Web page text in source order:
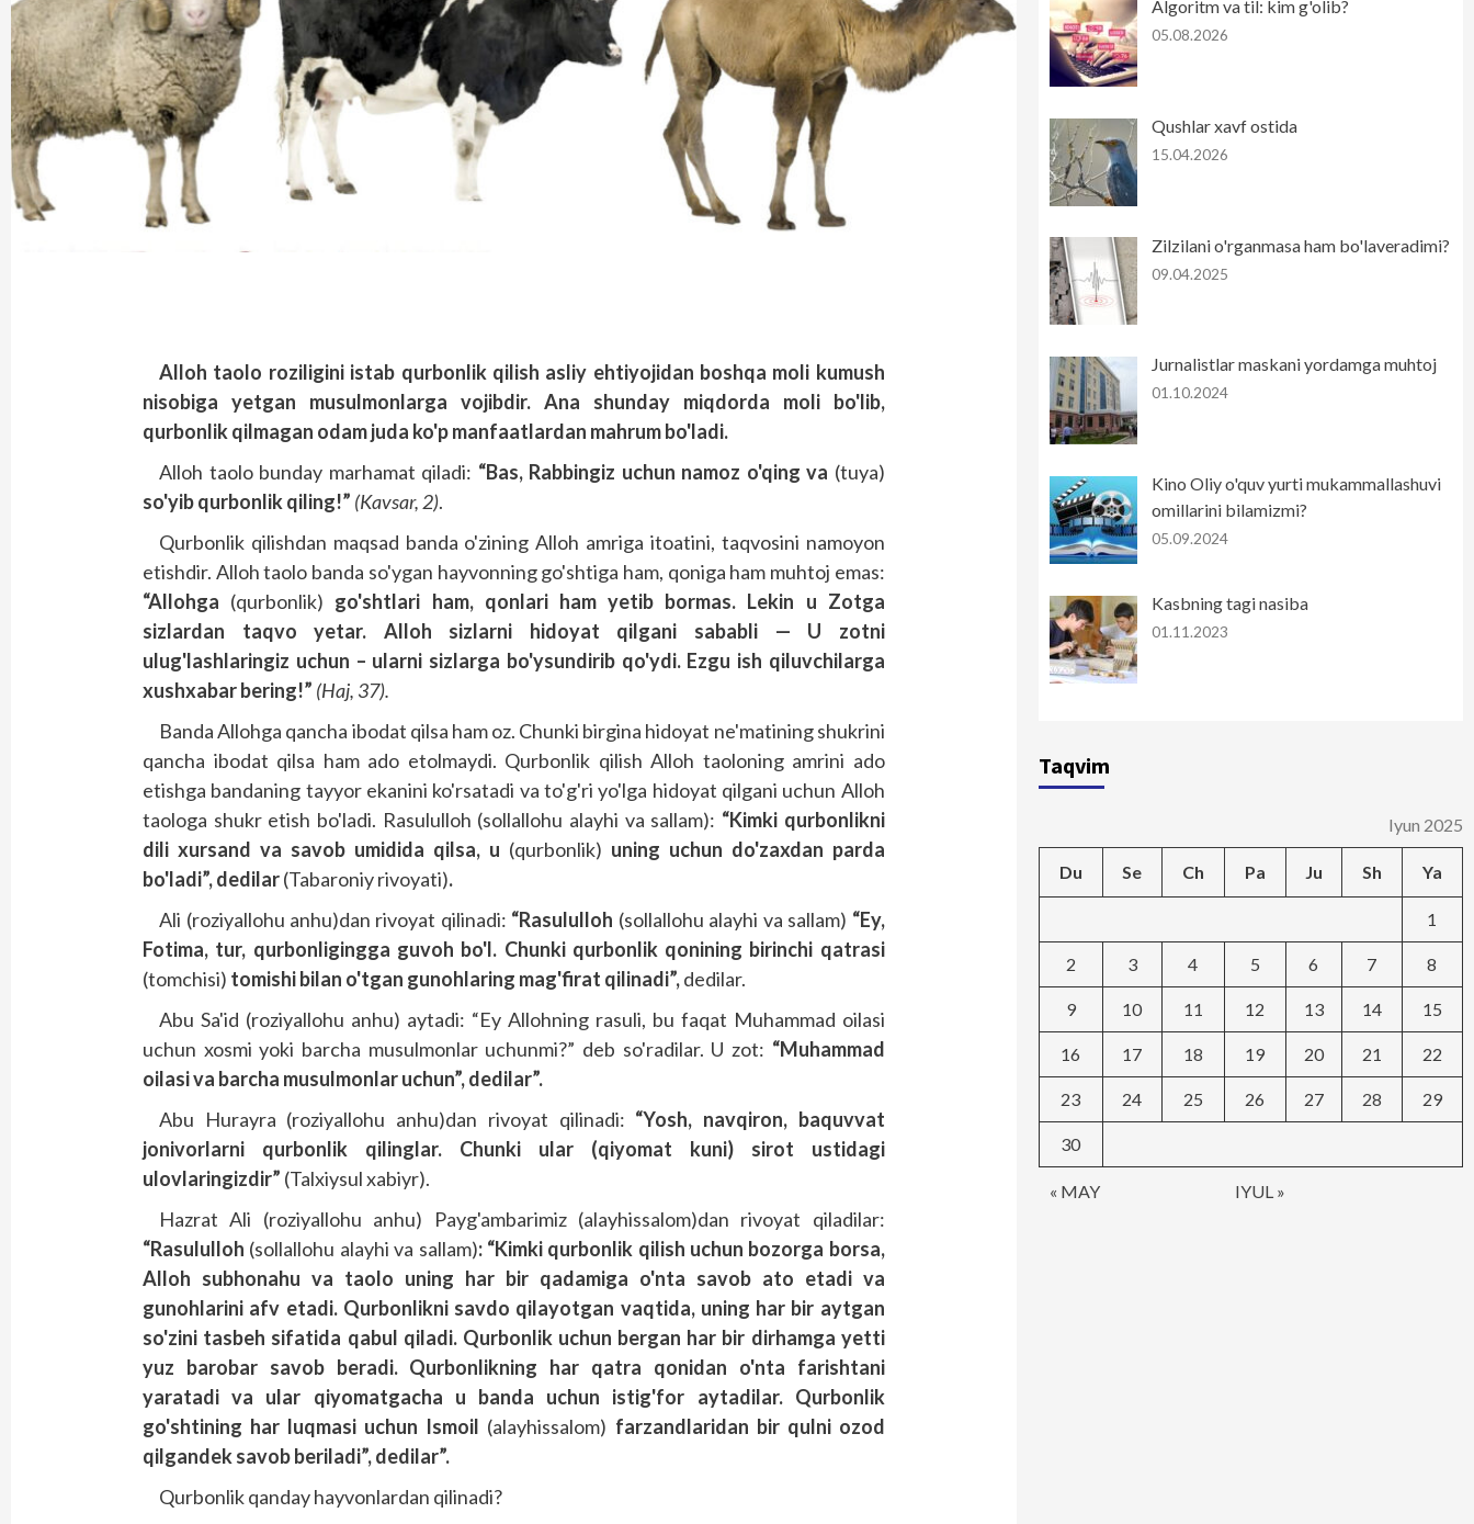
Alloh taolo roziligini istab qurbonlik qilish asliy ehtiyojidan boshqa moli kumush
nisobiga yetgan musulmonlarga vojibdir. Ana shunday miqdorda moli bo'lib,
qurbonlik qilmagan odam juda ko'p manfaatlardan mahrum bo'ladi.
Alloh taolo bunday marhamat qiladi: “Bas, Rabbingiz uchun namoz o'qing va (tuya)
so'yib qurbonlik qiling!” (Kavsar, 2).
Qurbonlik qilishdan maqsad banda o'zining Alloh amriga itoatini, taqvosini namoyon
etishdir. Alloh taolo banda so'ygan hayvonning go'shtiga ham, qoniga ham muhtoj emas:
“Allohga (qurbonlik) go'shtlari ham, qonlari ham yetib bormas. Lekin u Zotga
sizlardan taqvo yetar. Alloh sizlarni hidoyat qilgani sababli — U zotni
ulug'lashlaringiz uchun – ularni sizlarga bo'ysundirib qo'ydi. Ezgu ish qiluvchilarga
xushxabar bering!” (Haj, 37).
Banda Allohga qancha ibodat qilsa ham oz. Chunki birgina hidoyat ne'matining shukrini
qancha ibodat qilsa ham ado etolmaydi. Qurbonlik qilish Alloh taoloning amrini ado
etishga bandaning tayyor ekanini ko'rsatadi va to'g'ri yo'lga hidoyat qilgani uchun Alloh
taologa shukr etish bo'ladi. Rasululloh (sollallohu alayhi va sallam): “Kimki qurbonlikni
dili xursand va savob umidida qilsa, u (qurbonlik) uning uchun do'zaxdan parda
bo'ladi”, dedilar(Tabaroniy rivoyati).
Ali (roziyallohu anhu)dan rivoyat qilinadi: “Rasululloh (sollallohu alayhi va sallam) “Ey,
Fotima, tur, qurbonligingga guvoh bo'l. Chunki qurbonlik qonining birinchi qatrasi
(tomchisi) tomishi bilan o'tgan gunohlaring mag'firat qilinadi”,dedilar.
Abu Sa'id (roziyallohu anhu) aytadi: “Ey Allohning rasuli, bu faqat Muhammad oilasi
uchun xosmi yoki barcha musulmonlar uchunmi?” deb so'radilar. U zot: “Muhammad
oilasi va barcha musulmonlar uchun”, dedilar”.
Abu Hurayra (roziyallohu anhu)dan rivoyat qilinadi: “Yosh, navqiron, baquvvat
jonivorlarni qurbonlik qilinglar. Chunki ular (qiyomat kuni) sirot ustidagi
ulovlaringizdir” (Talxiysul xabiyr).
Hazrat Ali (roziyallohu anhu) Payg'ambarimiz (alayhissalom)dan rivoyat qiladilar:
“Rasululloh (sollallohu alayhi va sallam): “Kimki qurbonlik qilish uchun bozorga borsa,
Alloh subhonahu va taolo uning har bir qadamiga o'nta savob ato etadi va
gunohlarini afv etadi. Qurbonlikni savdo qilayotgan vaqtida, uning har bir aytgan
so'zini tasbeh sifatida qabul qiladi. Qurbonlik uchun bergan har bir dirhamga yetti
yuz barobar savob beradi. Qurbonlikning har qatra qonidan o'nta farishtani
yaratadi va ular qiyomatgacha u banda uchun istig'for aytadilar. Qurbonlik
go'shtining har luqmasi uchun Ismoil (alayhissalom) farzandlaridan bir qulni ozod
qilgandek savob beriladi”, dedilar”.
Qurbonlik qanday hayvonlardan qilinadi?
Algoritm va til: kim g'olib?
05.08.2026
Qushlar xavf ostida
15.04.2026
Zilzilani o'rganmasa ham bo'laveradimi?
09.04.2025
Jurnalistlar maskani yordamga muhtoj
01.10.2024
Kino Oliy o'quv yurti mukammallashuvi
omillarini bilamizmi?
05.09.2024
Kasbning tagi nasiba
01.11.2023
Taqvim
Iyun 2025
Du Se Ch Pa Ju Sh Ya
« MAY IYUL »
1
2 3 4 5 6 7 8
9 10 11 12 13 14 15
16 17 18 19 20 21 22
23 24 25 26 27 28 29
30